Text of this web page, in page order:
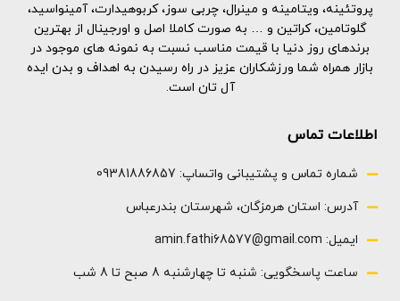
پروتئینه، ویتامینه و مینرال، چربی سوز، کربوهیدارت، آمینواسید،
گلوتامین، کراتین و … به صورت کاملا اصل و اورجینال از بهترین
برندهای روز دنیا با قیمت مناسب نسبت به نمونه های موجود در
بازار همراه شما ورزشکاران عزیز در راه رسیدن به اهداف و بدن ایده
آل تان است.
اطلاعات تماس
شماره تماس و پشتیبانی واتساپ: 09381886857
آدرس: استان هرمزگان، شهرستان بندرعباس
ایمیل: amin.fathi68577@gmail.com
ساعت پاسخگویی: شنبه تا چهارشنبه 8 صبح تا 8 شب